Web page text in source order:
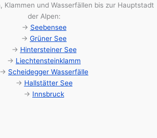
Klammen und Wasserfällen bis zur Hauptstadt
der Alpen:
-> Seebensee
-> Grüner See
-> Hintersteiner See
-> Liechtensteinklamm
-> Scheidegger Wasserfälle
-> Hallstätter See
-> Innsbruck